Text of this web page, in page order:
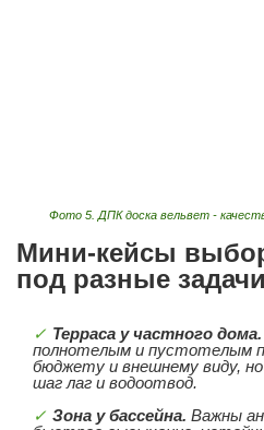
Фото 5. ДПК доска вельвет -
Мини-кейсы
под разные задачи
Терраса у частного дома.
полнотелым и пустотелым
бюджету и внешнему виду,
шаг лаг и водоотвод.
Зона у бассейна. Важны